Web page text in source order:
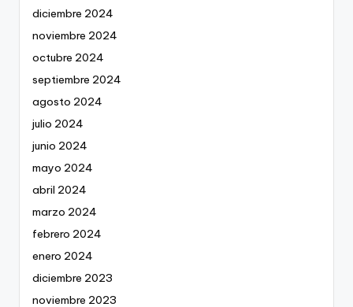
diciembre 2024
noviembre 2024
octubre 2024
septiembre 2024
agosto 2024
julio 2024
junio 2024
mayo 2024
abril 2024
marzo 2024
febrero 2024
enero 2024
diciembre 2023
noviembre 2023